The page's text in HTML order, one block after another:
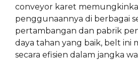
conveyor karet
penggunaannya di berbagai
pertambangan dan pabrik
daya tahan yang baik, belt ini
secara efisien dalam jangka